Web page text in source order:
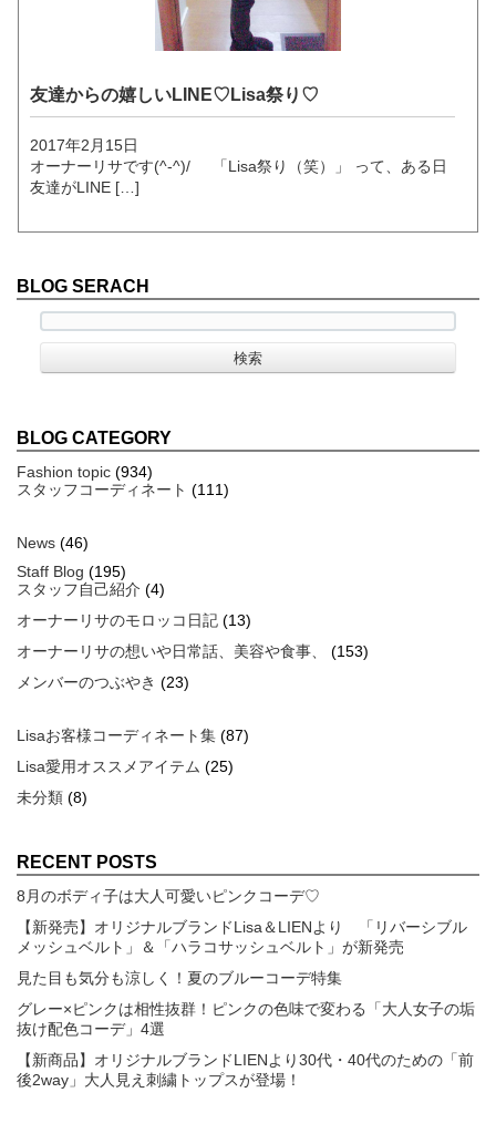
友達からの嬉しいLINE♡Lisa祭り♡
2017年2月15日
オーナーリサです(^-^)/ 「Lisa祭り（笑）」 って、ある日
友達がLINE […]
BLOG SERACH
BLOG CATEGORY
Fashion topic (934)
スタッフコーディネート (111)
News (46)
Staff Blog (195)
スタッフ自己紹介 (4)
オーナーリサのモロッコ日記 (13)
オーナーリサの想いや日常話、美容や食事、
(153)
メンバーのつぶやき (23)
Lisaお客様コーディネート集 (87)
Lisa愛用オススメアイテム (25)
未分類 (8)
RECENT POSTS
8月のボディ子は大人可愛いピンクコーデ♡
【新発売】オリジナルブランドLisa＆LIENより 「リバーシブル
メッシュベルト」＆「ハラコサッシュベルト」が新発売
見た目も気分も涼しく！夏のブルーコーデ特集
グレー×ピンクは相性抜群！ピンクの色味で変わる「大人女子の垢
抜け配色コーデ」4選
【新商品】オリジナルブランドLIENより30代・40代のための「前
後2way」大人見え刺繍トップスが登場！